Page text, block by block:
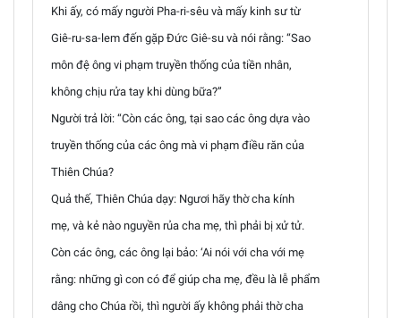
Khi ấy, có mấy người Pha-ri-sêu và mấy kinh sư từ
Giê-ru-sa-lem đến gặp Đức Giê-su và nói rằng: “Sao
môn đệ ông vi phạm truyền thống của tiền nhân,
không chịu rửa tay khi dùng bữa?”
Người trả lời: “Còn các ông, tại sao các ông dựa vào
truyền thống của các ông mà vi phạm điều răn của
Thiên Chúa?
Quả thế, Thiên Chúa dạy: Ngươi hãy thờ cha kính
mẹ, và kẻ nào nguyền rủa cha mẹ, thì phải bị xử tử.
Còn các ông, các ông lại bảo: ‘Ai nói với cha với mẹ
rằng: những gì con có để giúp cha mẹ, đều là lễ phẩm
dâng cho Chúa rồi, thì người ấy không phải thờ cha